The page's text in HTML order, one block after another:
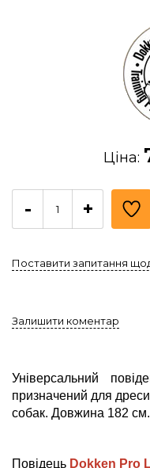
Ціна:
- +
Поставити запитання
Залишити коментар
Універсальний
призначений для
собак. Довжина 182 см.
Повідець Dokken Pro